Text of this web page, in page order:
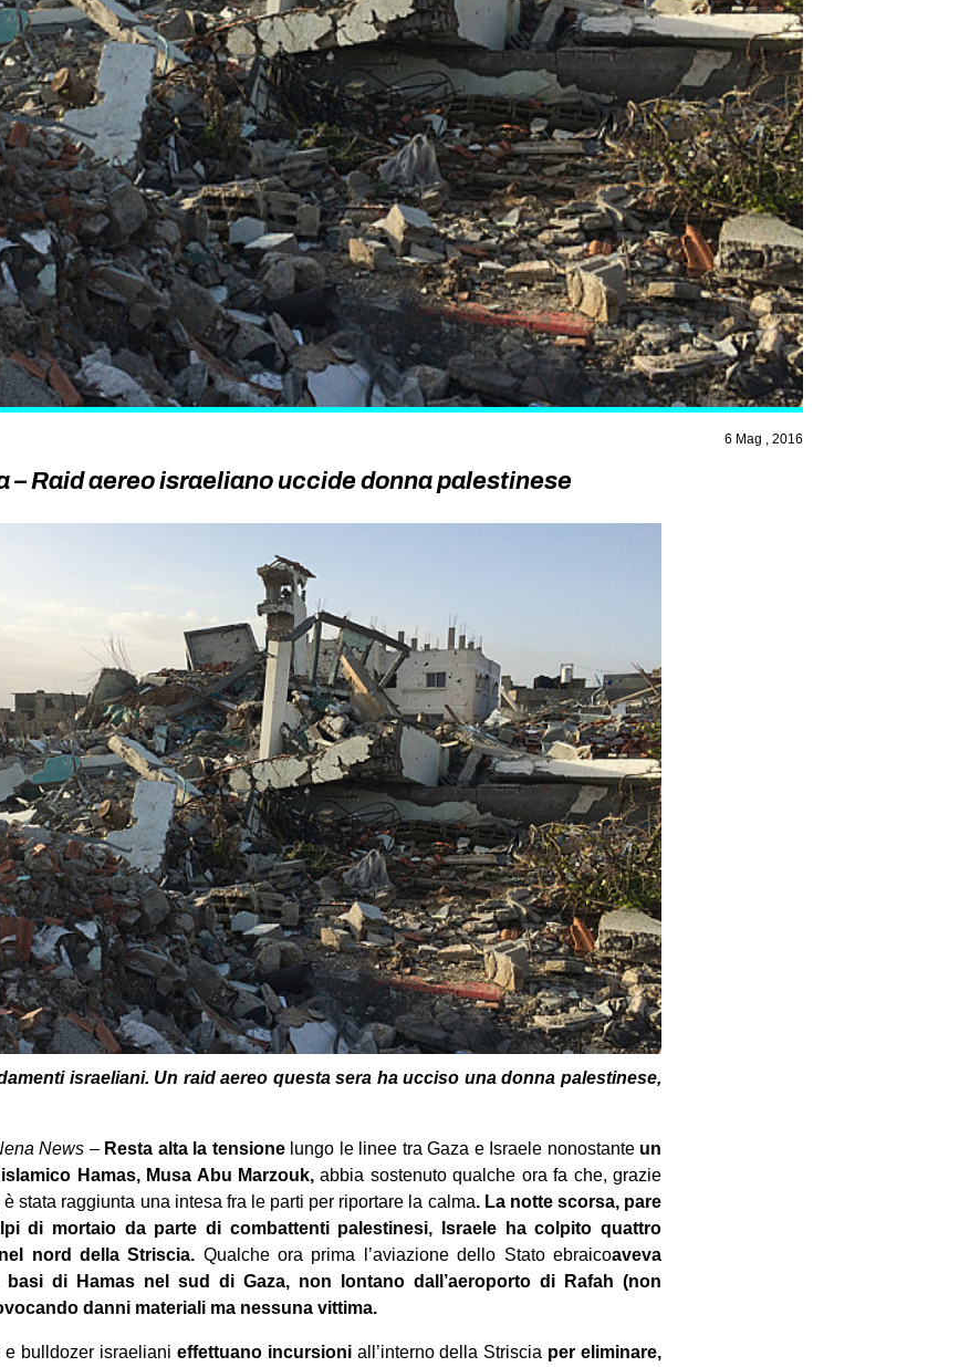
6 Mag , 2016
– Raid aereo israeliano uccide donna palestinese
israeliani. Un raid aereo questa sera ha ucciso una donna palestinese,
News –Resta alta la tensionelungo le linee tra Gaza e Israele nonostante un
Hamas, Musa Abu Marzouk, abbia sostenuto qualche ora fa che, grazie
è stata raggiunta una intesa fra le parti per riportare la calma. La notte scorsa, pare
di mortaio da parte di combattenti palestinesi, Israele ha colpito quattro
nord della Striscia. Qualche ora prima l’aviazione dello Stato ebraicoaveva
di Hamas nel sud di Gaza, non lontano dall’aeroporto di Rafah (non
danni materiali ma nessuna vittima.
bulldozer israeliani effettuano incursioniall’interno della Striscia per eliminare,